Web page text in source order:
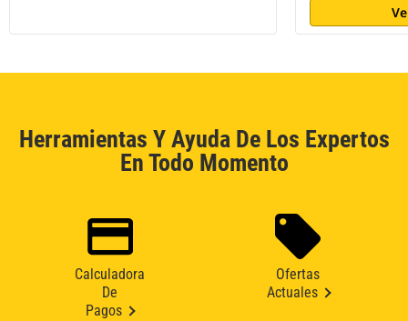
Herramientas Y Ayuda De Los Expertos
En Todo Momento
Calculadora
De
Pagos
Ofertas
Actuales